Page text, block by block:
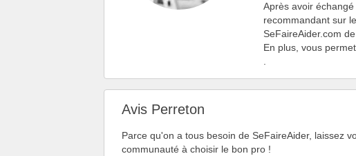
Après avoir
recommandant sur
SeFaireAider.com
En plus, vous
Avis Perreton
Parce qu'on a tous besoin de SeFaireAider, laissez
communauté à choisir le bon pro !